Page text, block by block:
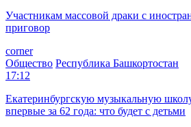
Участникам массовой драки с
приговор
corner
Общество Республика Башкортостан
17:12
Екатеринбургскую музыкальную
впервые за 62 года: что будет с детьми